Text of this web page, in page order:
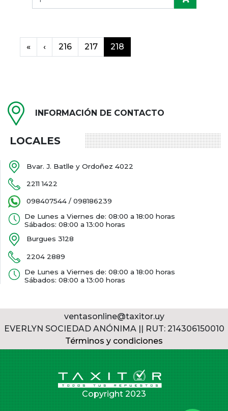
« ‹ 216 217 218
INFORMACIÓN DE CONTACTO
LOCALES
Bvar. J. Batlle y Ordoñez 4022
2211 1422
098407544 / 098186239
De Lunes a Viernes de: 08:00 a 18:00 horas
Sábados: 08:00 a 13:00 horas
Burgues 3128
2204 2889
De Lunes a Viernes de: 08:00 a 18:00 horas
Sábados: 08:00 a 13:00 horas
ventasonline@taxitor.uy
EVERLYN SOCIEDAD ANÓNIMA || RUT: 214306150010
Términos y condiciones
Copyright 2023